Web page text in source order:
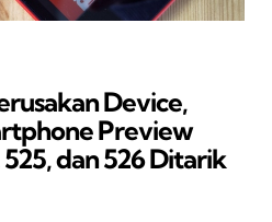
Device,
Preview
dan 526 Ditarik